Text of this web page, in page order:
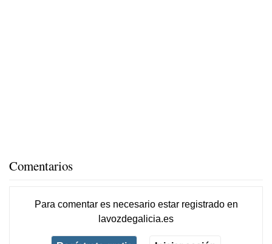
Comentarios
Para comentar es necesario estar registradoen
lavozdegalicia.es